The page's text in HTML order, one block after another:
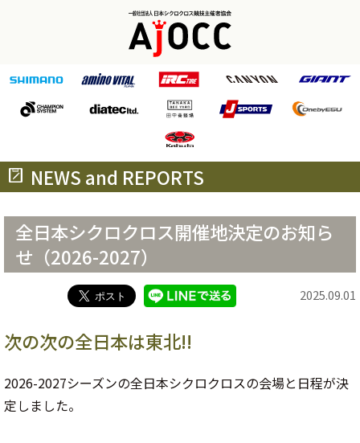
NEWS and REPORTS
全日本シクロクロス開催地決定のお知ら
せ（2026-2027）
2025.09.01
次の次の全日本は東北!!
2026-2027シーズンの全日本シクロクロスの会場と日程が決
定しました。